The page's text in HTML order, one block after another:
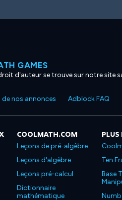
GAMES
d'auteur se trouve sur notre site
nos annonces Adblock FAQ
COOLMATH.COM
Leçons de pré-algèbre
Leçons d'algèbre
Leçons pré-calcul
Dictionnaire
mathématique
PLUS
Ten
Base